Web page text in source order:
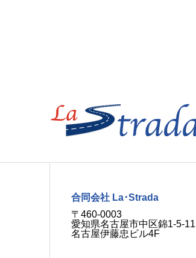
合同会社 La･Strada
〒460-0003
愛知県名古屋市中区錦1-5-11
名古屋伊藤忠ビル4F